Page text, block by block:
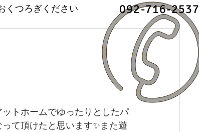
くつろぎください 092-716-2537
トホームでゆったりとしたパ
て頂けたと思います✨また遊